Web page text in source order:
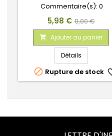
Commentaire(s): 0
Prix
5,98 € Prix
de
base
8,80 €
 Ajouter au panier
Détails
 Rupture de stock